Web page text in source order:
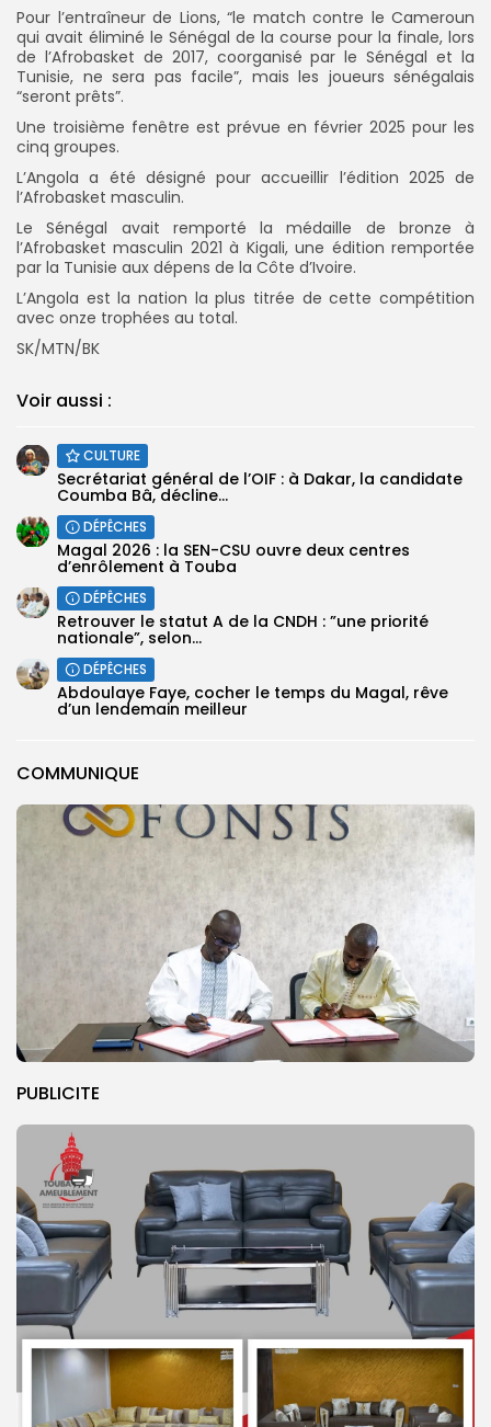
COMMUNIQUE
PUBLICITE
Pour l’entraîneur de Lions, “le match contre le Cameroun
qui avait éliminé le Sénégal de la course pour la finale, lors
de l’Afrobasket de 2017, coorganisé par le Sénégal et la
Tunisie, ne sera pas facile”, mais les joueurs sénégalais
“seront prêts”.
Une troisième fenêtre est prévue en février 2025 pour les
cinq groupes.
L’Angola a été désigné pour accueillir l’édition 2025 de
l’Afrobasket masculin.
Le Sénégal avait remporté la médaille de bronze à
l’Afrobasket masculin 2021 à Kigali, une édition remportée
par la Tunisie aux dépens de la Côte d’Ivoire.
L’Angola est la nation la plus titrée de cette compétition
avec onze trophées au total.
SK/MTN/BK
Voir aussi :
CULTURE
Secrétariat général de l’OIF : à Dakar, la candidate
Coumba Bâ, décline...
DÉPÊCHES
Magal 2026 : la SEN-CSU ouvre deux centres
d’enrôlement à Touba
DÉPÊCHES
Retrouver le statut A de la CNDH : ”une priorité
nationale”, selon...
DÉPÊCHES
Abdoulaye Faye, cocher le temps du Magal, rêve
d’un lendemain meilleur